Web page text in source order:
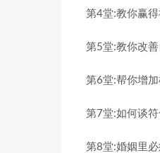
第4堂:教你赢
第5堂:教你改
第6堂:帮你增
第7堂:如何谈
第8堂:婚姻里